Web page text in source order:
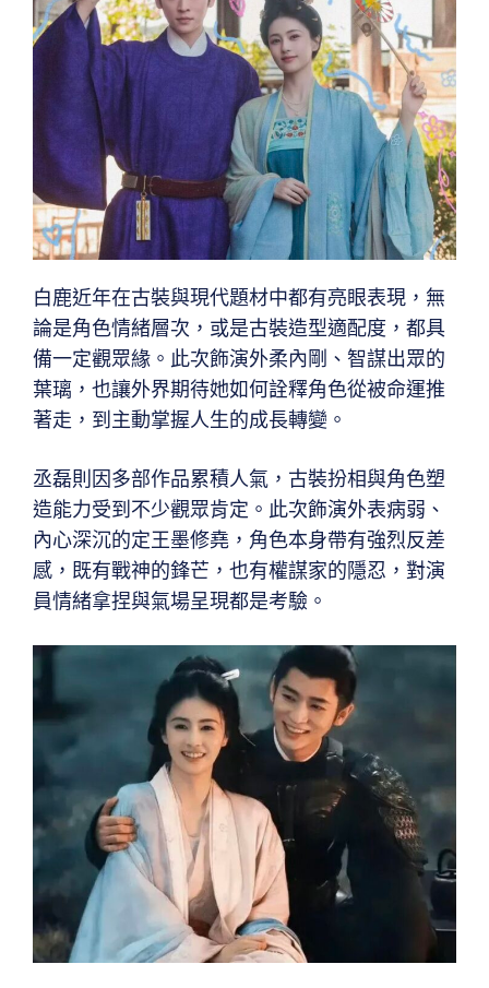
白鹿近年在古裝與現代題材中都有亮眼表現，無
論是角色情緒層次，或是古裝造型適配度，都具
備一定觀眾緣。此次飾演外柔內剛、智謀出眾的
葉璃，也讓外界期待她如何詮釋角色從被命運推
著走，到主動掌握人生的成長轉變。
丞磊則因多部作品累積人氣，古裝扮相與角色塑
造能力受到不少觀眾肯定。此次飾演外表病弱、
內心深沉的定王墨修堯，角色本身帶有強烈反差
感，既有戰神的鋒芒，也有權謀家的隱忍，對演
員情緒拿捏與氣場呈現都是考驗。